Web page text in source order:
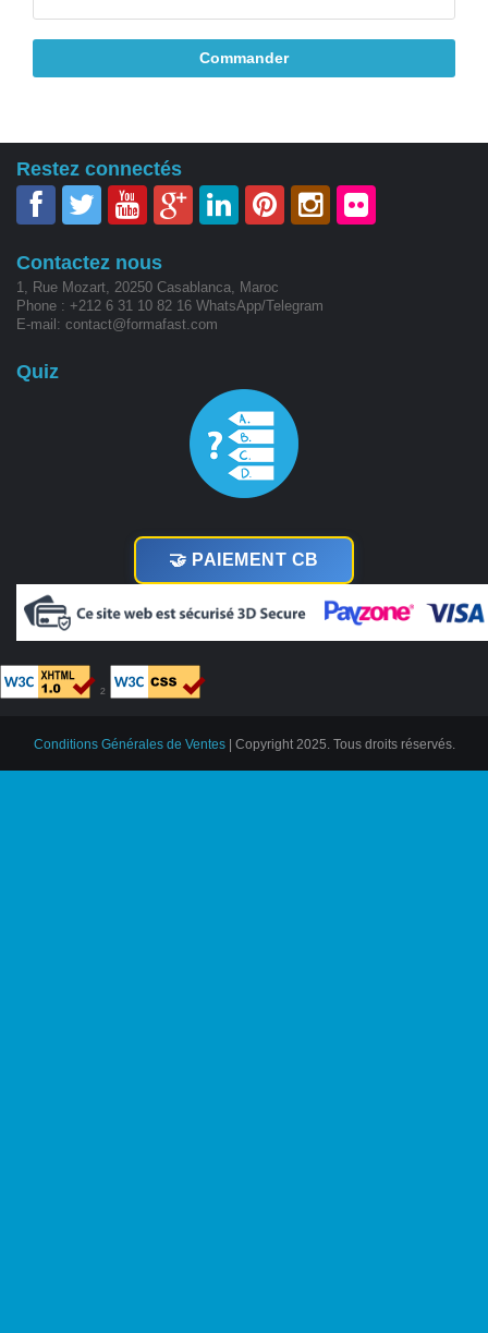
Commander
Restez connectés
Contactez nous
1, Rue Mozart, 20250 Casablanca, Maroc
Phone : +212 6 31 10 82 16 WhatsApp/Telegram
E-mail: contact@formafast.com
Quiz
🤝 PAIEMENT CB
²
Conditions Générales de Ventes| Copyright 2025. Tous droits réservés.